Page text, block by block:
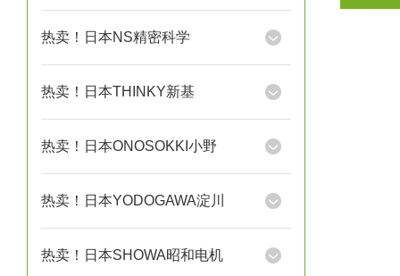
热卖！日本NS精密科学
热卖！日本THINKY新基
热卖！日本ONOSOKKI小野
热卖！日本YODOGAWA淀川
热卖！日本SHOWA昭和电机